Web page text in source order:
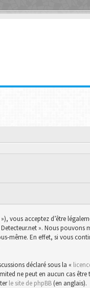
vous acceptez d’être
». Nous
même. En effet, si vous
déclaré sous la «
ne peut en aucun cas
le site de phpBB (en anglais).